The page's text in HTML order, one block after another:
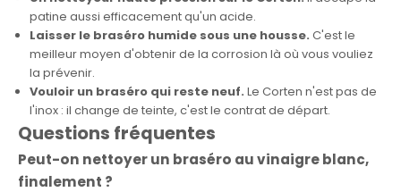
patine aussi efficacement qu'un acide.
Laisser le braséro humide sous une housse. C'est le
meilleur moyen d'obtenir de la corrosion là où vous vouliez
la prévenir.
Vouloir un braséro qui reste neuf. Le Corten n'est pas de
l'inox : il change de teinte, c'est le contrat de départ.
Questions fréquentes
Peut-on nettoyer un braséro au vinaigre blanc,
finalement ?